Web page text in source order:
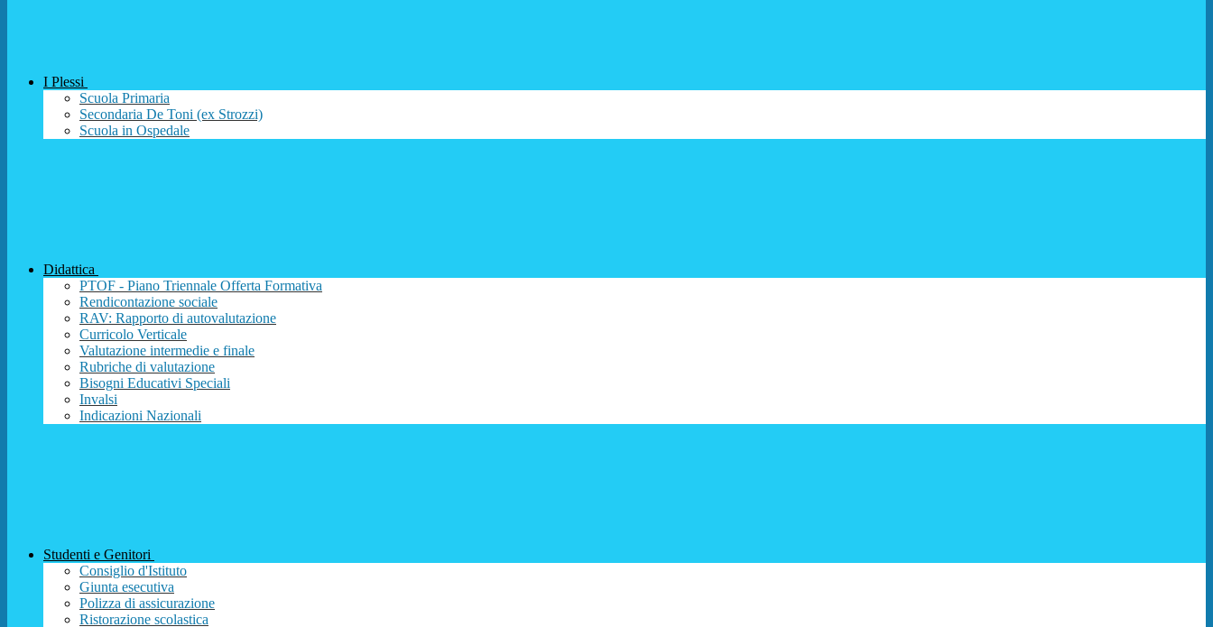
I Plessi
Scuola Primaria
Secondaria De Toni (ex Strozzi)
Scuola in Ospedale
Didattica
PTOF - Piano Triennale Offerta Formativa
Rendicontazione sociale
RAV: Rapporto di autovalutazione
Curricolo Verticale
Valutazione intermedie e finale
Rubriche di valutazione
Bisogni Educativi Speciali
Invalsi
Indicazioni Nazionali
Studenti e Genitori
Consiglio d'Istituto
Giunta esecutiva
Polizza di assicurazione
Ristorazione scolastica